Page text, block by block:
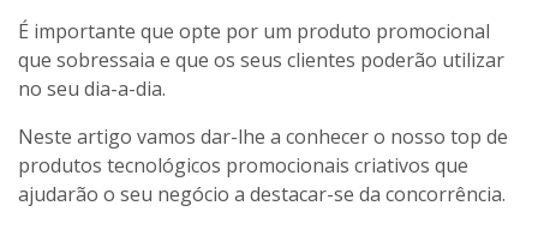
É importante que opte por um produto promocional
que sobressaia e que os seus clientes poderão utilizar
no seu dia-a-dia.
Neste artigo vamos dar-lhe a conhecer o nosso top de
produtos tecnológicos promocionais criativos que
ajudarão o seu negócio a destacar-se da concorrência.